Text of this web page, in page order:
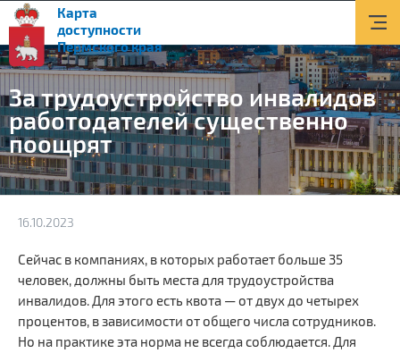
Карта
доступности
Пермского края
Документы
Приоритетные объекты
Новости
Транспорт
Помощь и поддержка
За трудоустройство инвалидов
работодателей существенно
поощрят
16.10.2023
Сейчас в компаниях, в которых работает больше 35
человек, должны быть места для трудоустройства
инвалидов. Для этого есть квота — от двух до четырех
процентов, в зависимости от общего числа сотрудников.
Но на практике эта норма не всегда соблюдается. Для